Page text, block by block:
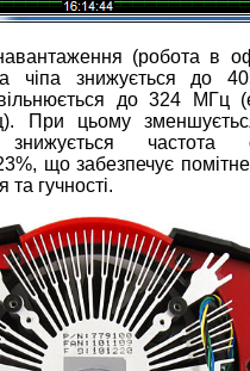
(робота в
чіпа знижується до
до 324 МГц
При цьому
частота
що забезпечує
гучності.